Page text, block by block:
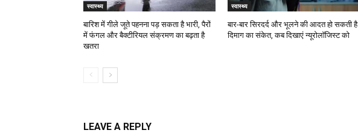
स्वास्थ्य
बारिश में गीले जूते पहनना पड़ सकता है भारी, पैरों
में फंगल और बैक्टीरियल संक्रमण का बढ़ता है
खतरा
स्वास्थ्य
बार-बार सिरदर्द और भूलने की आदत हो सकती है
दिमाग का संकेत, कब दिखाएं न्यूरोलॉजिस्ट को
LEAVE A REPLY